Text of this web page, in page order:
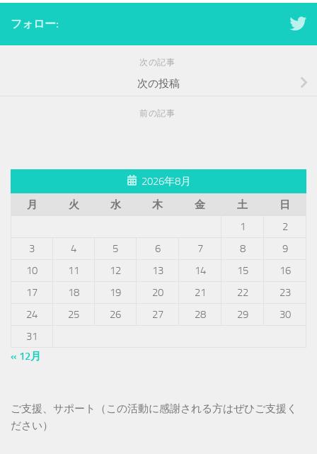
フォロー:
次の記事
次の投稿
前の記事
2026年8月
月
火 水 木 金 土
日
1
2
3
4 5 6 7 8
9
10
11 12 13 14 15
16
17
18 19 20 21 22
23
24
25 26 27 28 29
30
31
« 12月
ご支援、サポート（この活動に感謝される方はぜひご支援く
ださい）